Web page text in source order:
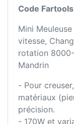
Code
Mini
vitesse,
rotation
Mandrin
- Pour
matériaux
précision.
- 170W et